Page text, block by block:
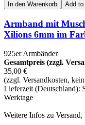
In den Warenkorb Add
Armband mit
Xilions 6mm im
925er Armbänder
Gesamtpreis (zzgl.
35,00 €
(zzgl. Versandkosten,
Lieferzeit (Deutschland):
Werktage
Weitere Infos zu